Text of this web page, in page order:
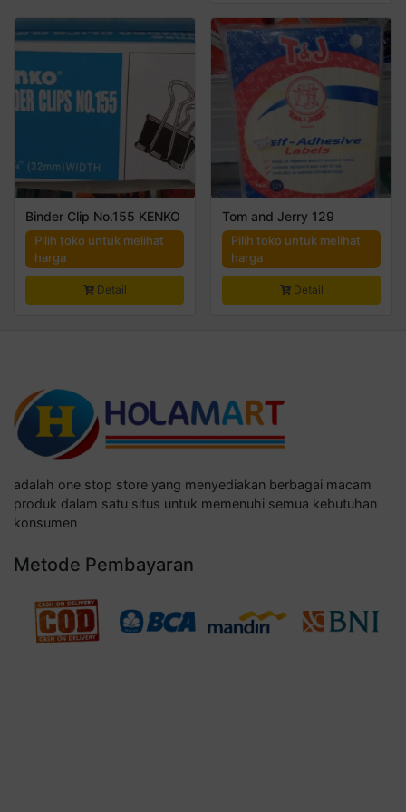
Binder Clip No.155 KENKO
Pilih toko untuk melihat
harga
Detail
Tom and Jerry 129
Pilih toko untuk melihat
harga
Detail
adalah one stop store yang menyediakan berbagai macam
produk dalam satu situs untuk memenuhi semua kebutuhan
konsumen
Metode Pembayaran